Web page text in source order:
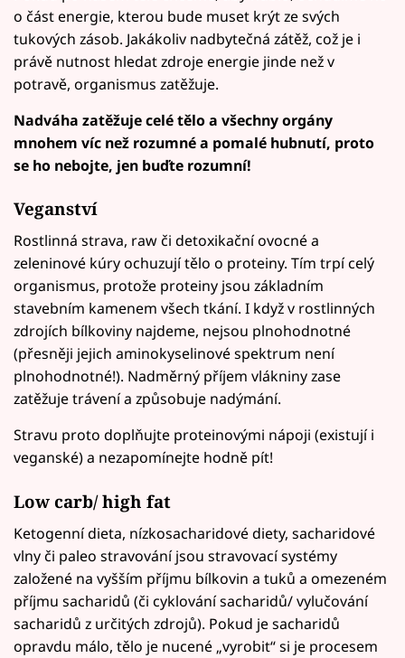
o část energie, kterou bude muset krýt ze svých
tukových zásob. Jakákoliv nadbytečná zátěž, což je i
právě nutnost hledat zdroje energie jinde než v
potravě, organismus zatěžuje.
Nadváha zatěžuje celé tělo a všechny orgány
mnohem víc než rozumné a pomalé hubnutí, proto
se ho nebojte, jen buďte rozumní!
Veganství
Rostlinná strava, raw či detoxikační ovocné a
zeleninové kúry ochuzují tělo o proteiny. Tím trpí celý
organismus, protože proteiny jsou základním
stavebním kamenem všech tkání. I když v rostlinných
zdrojích bílkoviny najdeme, nejsou plnohodnotné
(přesněji jejich aminokyselinové spektrum není
plnohodnotné!). Nadměrný příjem vlákniny zase
zatěžuje trávení a způsobuje nadýmání.
Stravu proto doplňujte proteinovými nápoji (existují i
veganské) a nezapomínejte hodně pít!
Low carb/ high fat
Ketogenní dieta, nízkosacharidové diety, sacharidové
vlny či paleo stravování jsou stravovací systémy
založené na vyšším příjmu bílkovin a tuků a omezeném
příjmu sacharidů (či cyklování sacharidů/ vylučování
sacharidů z určitých zdrojů). Pokud je sacharidů
opravdu málo, tělo je nucené „vyrobit“ si je procesem